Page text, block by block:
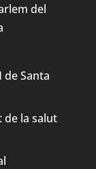
del
de Santa
de la salut